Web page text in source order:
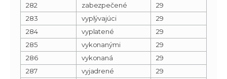
282
zabezpečené
29
283
vyplývajúci
29
284
vyplatené
29
285
vykonanými
29
286
vykonaná
29
287
vyjadrené
29